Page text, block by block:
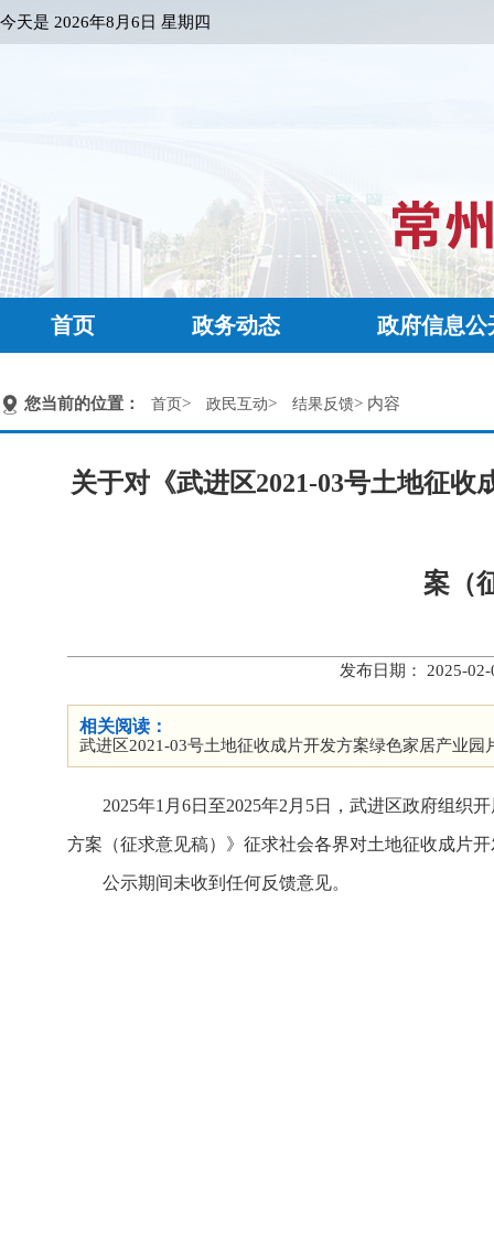
今天是 2026年8月6日 星期四
首页 政务动态 政府信息公
您当前的位置： 首页> 政民互动> 结果反馈> 内容
关于对《武进区2021-03号土地征收
案（
发布日期： 2025-
相关阅读：
武进区2021-03号土地征收成片开发方案绿色家居产业园
2025年1月6日至2025年2月5日，武进区政府组织
方案（征求意见稿）》征求社会各界对土地征收成片
公示期间未收到任何反馈意见。